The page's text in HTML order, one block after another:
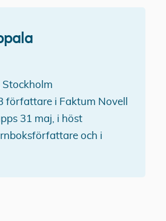
Stockholm
författare i Faktum Novell
31 maj, i höst
och i